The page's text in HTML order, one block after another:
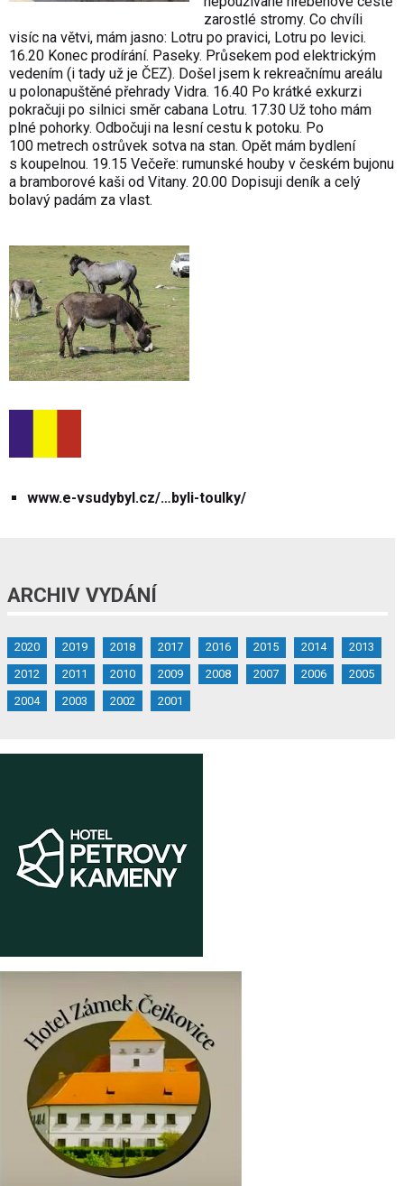
zarostlé stromy. Co chvíli
visíc na větvi, mám jasno: Lotru po pravici, Lotru po levici.
16.20 Konec prodírání. Paseky. Průsekem pod elektrickým
vedením (i tady už je ČEZ). Došel jsem k rekreačnímu areálu
u polonapuštěné přehrady Vidra. 16.40 Po krátké exkurzi
pokračuji po silnici směr cabana Lotru. 17.30 Už toho mám
plné pohorky. Odbočuji na lesní cestu k potoku. Po
100 metrech ostrůvek sotva na stan. Opět mám bydlení
s koupelnou. 19.15 Večeře: rumunské houby v českém bujonu
a bramborové kaši od Vitany. 20.00 Dopisuji deník a celý
bolavý padám za vlast.
www.e-vsudybyl.cz/…byli-toulky/
ARCHIV VYDÁNÍ
2020 2019 2018 2017 2016 2015 2014
2013
2012
2011 2010 2009 2008 2007 2006
2005
2004
2003 2002 2001